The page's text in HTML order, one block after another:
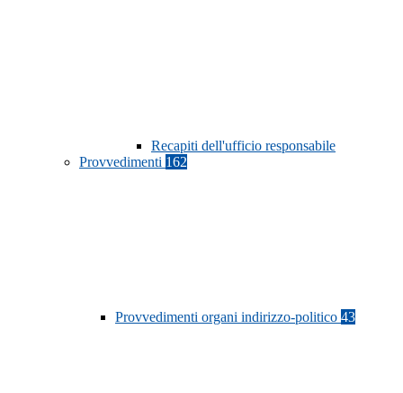
Recapiti dell'ufficio responsabile
Provvedimenti 162
Provvedimenti organi indirizzo-politico 43